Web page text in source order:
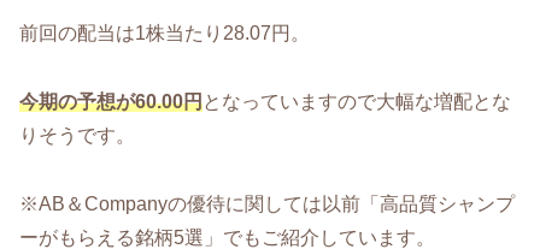
前回の配当は1株当たり28.07円。
今期の予想が60.00円となっていますので大幅な増配とな
りそうです。
※AB＆Companyの優待に関しては以前「高品質シャンプ
ーがもらえる銘柄5選」でもご紹介しています。